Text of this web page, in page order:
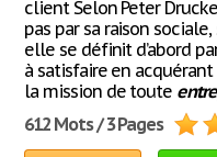
client Selon Peter
pas par sa raison
elle se définit d’abord
à satisfaire en acquérant
la mission de toute
612 Mots / 3 Pages